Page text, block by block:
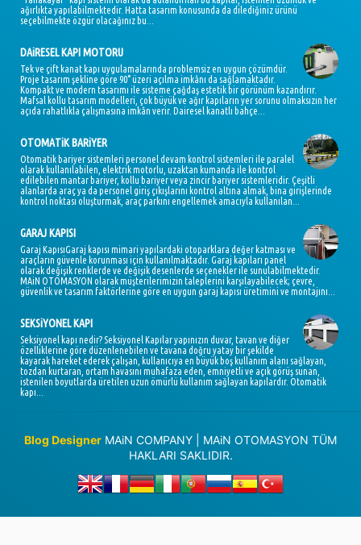
ağırlıkta yapılabilmektedir. Hatta tasarım konusunda da dilediğiniz ürünü
seçebilmekte özgür olacağınız bu...
DAiRESEL KAPI MOTORU
Tek ve çift kanat kapı uygulamalarında problemsiz en uygun çözümdür.
Proje tasarım şekline göre 90° üzeri açılma imkânı da sağlamaktadır.
Kompakt ve modern tasarımı ile sisteme çağdaş estetik bir görünüm kazandırır.
Mafsal kollu tasarım modelleri, çok büyük ve ağır kapıların yer sorunu olmaksızın her
açıda rahatlıkla çalışmasına imkân verir. Dairesel kanatlı bahçe...
OTOMATiK BARiYER
Otomatik bariyer sistemleri personel devam kontrol sistemleri ile paralel
olarak kullanılabilen, elektrik motorlu, uzaktan kumanda ile kontrol
edilebilen mantar bariyer, kollu bariyer veya zincir bariyer sistemleridir. Çeşitli
alanlarda araç ya da personel giriş çıkışlarını kontrol altına almak, bina girişlerinde
kontrol noktası oluşturmak, araç parkını engellemek amacıyla kullanılan...
GARAJ KAPISI
Garaj KapısıGaraj kapısı mimari yapılardaki otoparklara değer katması ve
araçların güvenle korunması için kullanılmaktadır. Garaj kapıları panel
olarak değişik renklerde ve değişik desenlerde seçenekler ile sunulabilmektedir.
MAiN OTOMASYON olarak müşterilerimizin taleplerini karşılayabilecek; çevre,
güvenlik ve tasarım faktörlerine göre en uygun garaj kapısı üretimini ve montajını...
SEKSiYONEL KAPI
Seksiyonel kapı nedir? Seksiyonel Kapılar yapınızın duvar, tavan ve diğer
özelliklerine göre düzenlenebilen ve tavana doğru yatay bir şekilde
kayarak hareket ederek çalışan, kullanıcıya en büyük boş kullanım alanı sağlayan,
tozdan kurtaran, ortam havasını muhafaza eden, emniyetli ve açık görüş sunan,
istenilen boyutlarda üretilen uzun ömürlü kullanım sağlayan kapılardır. Otomatik
kapı...
Blog Designer MAiN COMPANY | MAiN OTOMASYON TÜM
HAKLARI SAKLIDIR.